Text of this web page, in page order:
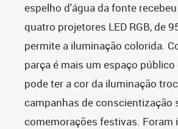
espelho d'água da fonte
quatro projetores LED RGB, de
permite a iluminação colorida.
parça é mais um espaço
pode ter a cor da iluminação
campanhas de conscientização
comemorações festivas. Foram